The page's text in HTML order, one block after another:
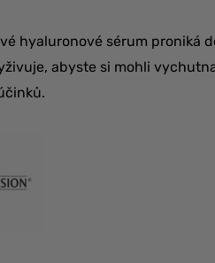
hyaluronové sérum proniká
abyste si mohli